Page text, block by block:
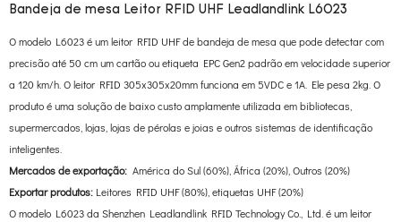
Bandeja de mesa Leitor RFID UHF Leadlandlink L6023
O modelo L6023 é um leitor RFID UHF de bandeja de mesa que pode detectar com
precisão até 50 cm um cartão ou etiqueta EPC Gen2 padrão em velocidade superior
a 120 km/h. O leitor RFID 305x305x20mm funciona em 5VDC e 1A. Ele pesa 2kg. O
produto é uma solução de baixo custo amplamente utilizada em bibliotecas,
supermercados, lojas, lojas de pérolas e joias e outros sistemas de identificação
inteligentes.
Mercados de exportação: América do Sul (60%), África (20%), Outros (20%)
Exportar produtos: Leitores RFID UHF (80%), etiquetas UHF (20%)
O modelo L6023 da Shenzhen Leadlandlink RFID Technology Co., Ltd. é um leitor